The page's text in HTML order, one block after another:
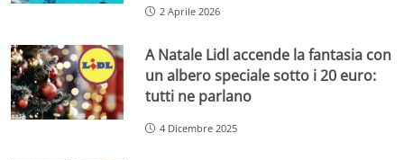
2 Aprile 2026
A Natale Lidl accende la fantasia con
un albero speciale sotto i 20 euro:
tutti ne parlano
4 Dicembre 2025